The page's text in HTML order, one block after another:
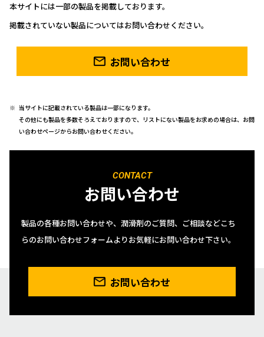
本サイトには一部の製品を掲載しております。
掲載されていない製品についてはお問い合わせください。
お問い合わせ
当サイトに記載されている製品は一部になります。
その他にも製品を多数そろえておりますので、リストにない製品をお求めの場合は、お問
い合わせページからお問い合わせください。
CONTACT
お問い合わせ
製品の各種お問い合わせや、潤滑剤のご質問、ご相談などこち
らのお問い合わせフォームよりお気軽にお問い合わせ下さい。
お問い合わせ